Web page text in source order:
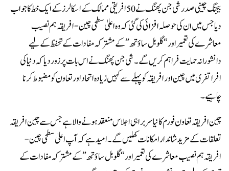
بیجنگ چینی صدر شی جن پھنگ نے 50 افریقی ممالک کے اسکالرز کے ایک خط کا جواب
دیا جس میں ان کی حوصلہ افزائی کی گئی کہ وہ اعلیٰ سطحی چین-افریقہ ہم نصیب
معاشرے کی تعمیر اور “گلوبل ساؤتھ” کے مشترکہ مفادات کے تحفظ کے لیے
دانشورانہ حمایت فراہم کریں گے۔ شی جن پھنگ نے اس بات پر زور دیا کہ دنیا کی
افراتفری میں چین اور افریقہ کو پہلے سے کہیں زیادہ اتحاد اور تعاون کو مضبوط کرنا
چاہیے۔
چین افریقہ تعاون فورم کا نیا سربراہی اجلاس منعقد ہونے والا ہے جس سے چین افریقہ
تعلقات کے مزید شاندار امکانات کھلیں گے۔ امید ہے کہ آپ اعلیٰ سطحی چین-
افریقہ ہم نصیب معاشرے کی تعمیر اور “گلوبل ساؤتھ” کے مشترکہ مفادات کے